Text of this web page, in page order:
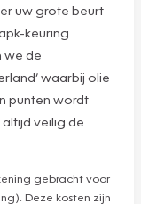
uw grote beurt
keuring
we de
waarbij olie
punten wordt
veilig de
gebracht voor
Deze kosten zijn